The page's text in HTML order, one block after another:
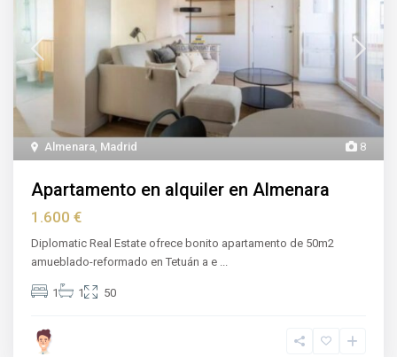
8
Almenara, Madrid
Apartamento en alquiler en Almenara
1.600 €
Diplomatic Real Estate ofrece bonito apartamento de 50m2
amueblado-reformado en Tetuán a e ...
1 1 50